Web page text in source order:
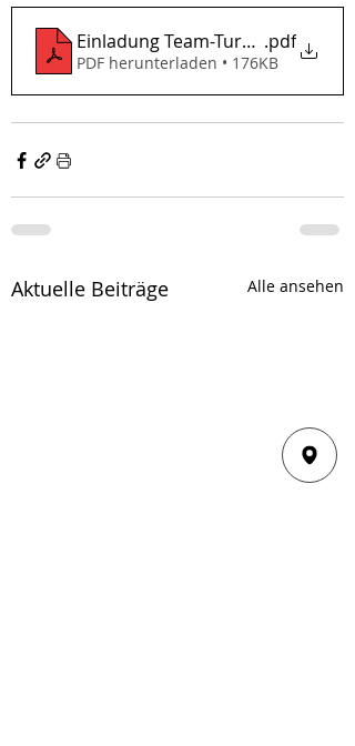
Einladung Team-Turnier.pdf
PDF herunterladen • 176KB
Aktuelle Beiträge Alle ansehen